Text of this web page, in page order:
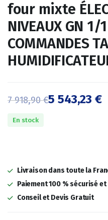
four mixte
NIVEAUX GN 1/
COMMANDES
7 918,90€
était :
7
918,90 €.
5 543,23 €
est :
5
543,23 €.
En stock
Livraison dans toute la
Paiement 100 % sécurisé
Conseil et Devis Gratuit